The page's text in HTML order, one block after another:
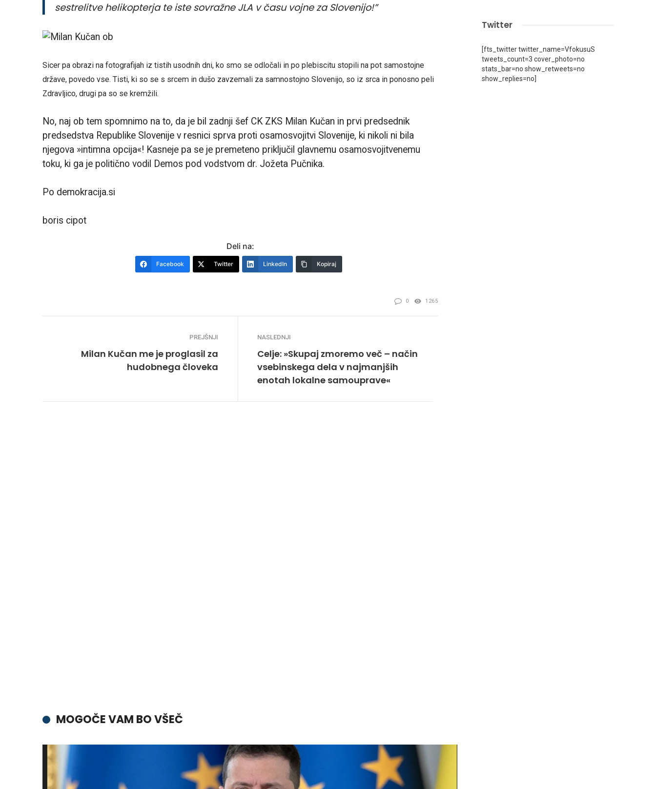
sestrelitve helikopterja te iste sovražne JLA v času vojne za Slovenijo!”
Sicer pa obrazi na fotografijah iz tistih usodnih dni, ko smo se odločali in po plebiscitu stopili na pot samostojne
države, povedo vse. Tisti, ki so se s srcem in dušo zavzemali za samnostojno Slovenijo, so iz srca in ponosno peli
Zdravljico, drugi pa so se kremžili.
No, naj ob tem spomnimo na to, da je bil zadnji šef CK ZKS Milan Kučan in prvi predsednik
predsedstva Republike Slovenije v resnici sprva proti osamosvojitvi Slovenije, ki nikoli ni bila
njegova »intimna opcija«! Kasneje pa se je premeteno priključil glavnemu osamosvojitvenemu
toku, ki ga je politično vodil Demos pod vodstvom dr. Jožeta Pučnika.
Po demokracija.si
boris cipot
Deli na:
Facebook Twitter LinkedIn Kopiraj
0 1265
PREJŠNJI
Milan Kučan me je proglasil za
hudobnega človeka
NASLEDNJI
Celje: »Skupaj zmoremo več – način
vsebinskega dela v najmanjših
enotah lokalne samouprave«
MOGOČE VAM BO VŠEČ
Twitter
[fts_twitter twitter_name=VfokusuS
tweets_count=3 cover_photo=no
stats_bar=no show_retweets=no
show_replies=no]